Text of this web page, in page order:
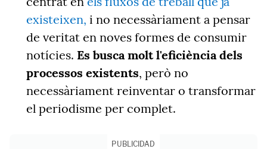
existeixen, i no necessàriament a pensar
de veritat en noves formes de consumir
notícies. Es busca molt l'eficiència dels
processos existents, però no
necessàriament reinventar o transformar
el periodisme per complet.
PUBLICIDAD